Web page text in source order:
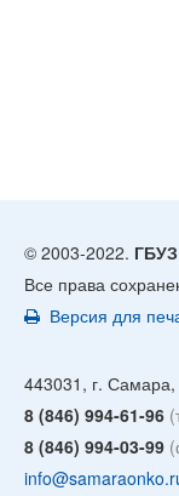
© 2003-2022.
Все права
Версия для
443031, г.
8 (846) 994-61-96
8 (846) 994-03-99